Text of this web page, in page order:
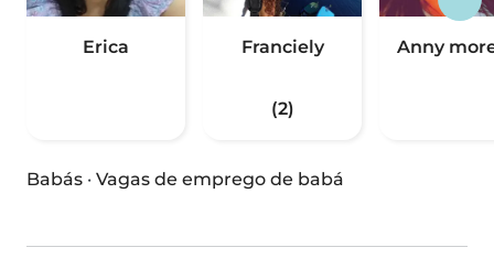
Erica Franciely
(2)
Anny
Babás · Vagas de emprego de babá